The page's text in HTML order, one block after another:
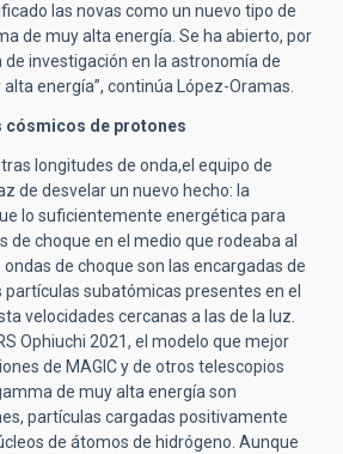
las novas como un nuevo tipo de
de muy alta energía. Se ha abierto, por
investigación en la astronomía de
energía”, continúa López-Oramas.
cósmicos de protones
longitudes de onda,el equipo de
de desvelar un nuevo hecho: la
lo suficientemente energética para
de choque en el medio que rodeaba al
de choque son las encargadas de
subatómicas presentes en el
velocidades cercanas a las de la luz.
Ophiuchi 2021, el modelo que mejor
de MAGIC y de otros telescopios
de muy alta energía son
partículas cargadas positivamente
de átomos de hidrógeno. Aunque